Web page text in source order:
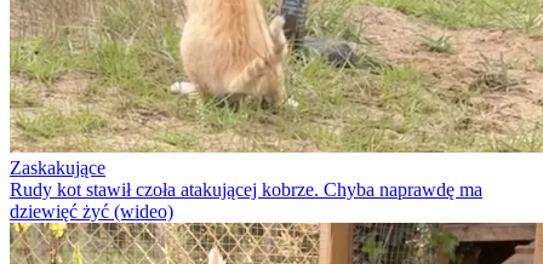
Zaskakujące
Rudy kot stawił czoła atakującej kobrze. Chyba naprawdę ma
dziewięć żyć (wideo)